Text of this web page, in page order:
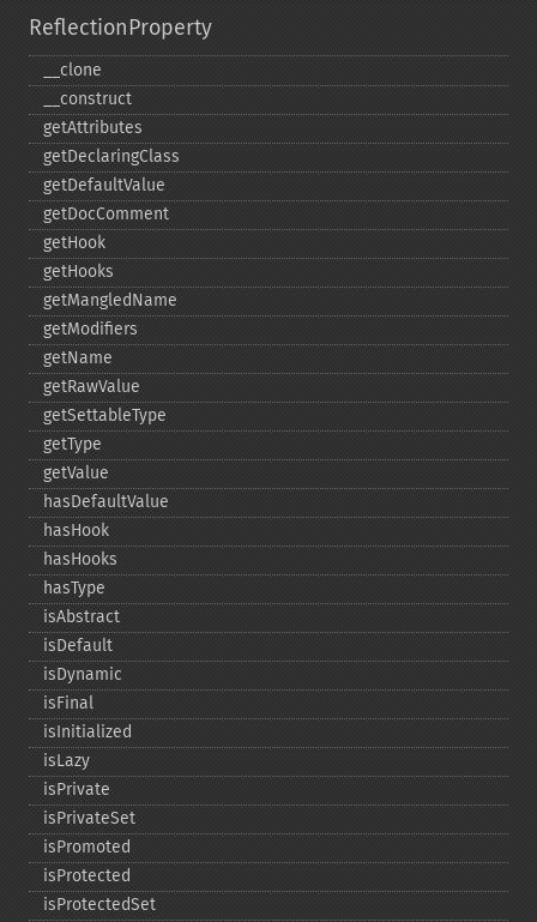
ReflectionProperty
_​_​clone
_​_​construct
getAttributes
getDeclaringClass
getDefaultValue
getDocComment
getHook
getHooks
getMangledName
getModifiers
getName
getRawValue
getSettableType
getType
getValue
hasDefaultValue
hasHook
hasHooks
hasType
isAbstract
isDefault
isDynamic
isFinal
isInitialized
isLazy
isPrivate
isPrivateSet
isPromoted
isProtected
isProtectedSet